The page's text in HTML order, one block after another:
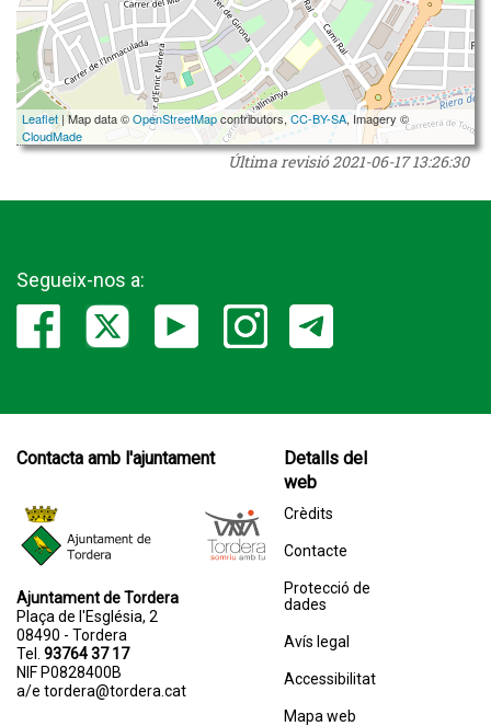
Leaflet | Map data ©OpenStreetMapcontributors, CC-BY-SA, Imagery ©
CloudMade
Última revisió2021-06-17 13:26:30
Segueix-nos a:
Contacta amb l'ajuntament
Ajuntament de Tordera
Plaça de l'Església, 2
08490 - Tordera
Tel. 93764 37 17
NIF P0828400B
a/e tordera@tordera.cat
Detalls del
web
Crèdits
Contacte
Protecció de
dades
Avís legal
Accessibilitat
Mapa web